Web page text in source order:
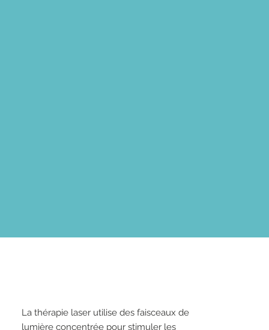
La thérapie laser utilise des faisceaux de
lumière concentrée pour stimuler les